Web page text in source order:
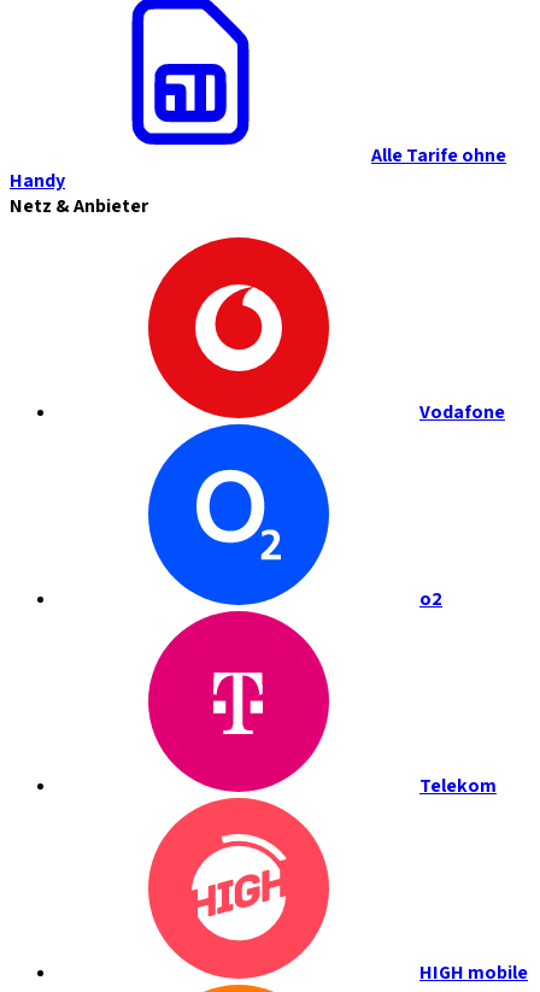
Alle Tarife ohne
Handy
Netz & Anbieter
Vodafone
o2
Telekom
HIGH mobile